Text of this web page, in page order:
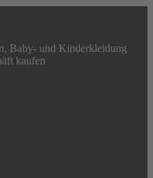
Baby- und Kinderkleidung
kaufen